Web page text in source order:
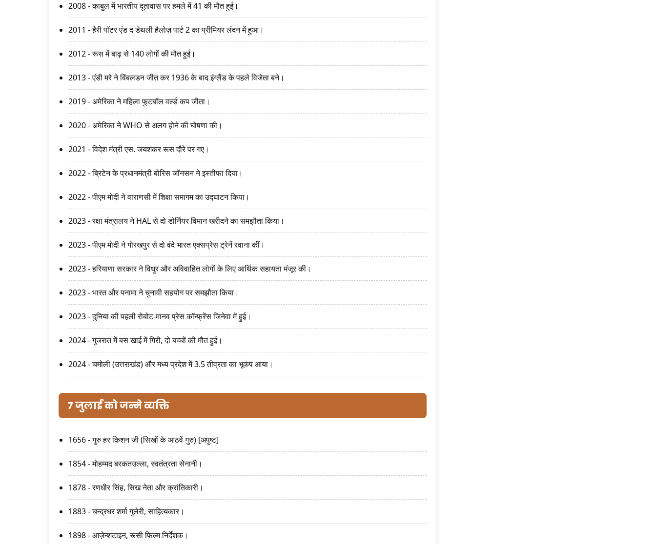
2008 - काबुल में भारतीय दूतावास पर हमले में 41 की मौत हुई।
2011 - हैरी पॉटर एंड द डेथली हैलोज़ पार्ट 2 का प्रीमियर लंदन में हुआ।
2012 - रूस में बाढ़ से 140 लोगों की मौत हुई।
2013 - एंडी मरे ने विंबलडन जीत कर 1936 के बाद इंग्लैंड के पहले विजेता बने।
2019 - अमेरिका ने महिला फुटबॉल वर्ल्ड कप जीता।
2020 - अमेरिका ने WHO से अलग होने की घोषणा की।
2021 - विदेश मंत्री एस. जयशंकर रूस दौरे पर गए।
2022 - ब्रिटेन के प्रधानमंत्री बोरिस जॉनसन ने इस्तीफा दिया।
2022 - पीएम मोदी ने वाराणसी में शिक्षा समागम का उद्घाटन किया।
2023 - रक्षा मंत्रालय ने HAL से दो डोर्नियर विमान खरीदने का समझौता किया।
2023 - पीएम मोदी ने गोरखपुर से दो वंदे भारत एक्सप्रेस ट्रेनें रवाना कीं।
2023 - हरियाणा सरकार ने विधुर और अविवाहित लोगों के लिए आर्थिक सहायता मंजूर की।
2023 - भारत और पनामा ने चुनावी सहयोग पर समझौता किया।
2023 - दुनिया की पहली रोबोट-मानव प्रेस कॉन्फ्रेंस जिनेवा में हुई।
2024 - गुजरात में बस खाई में गिरी, दो बच्चों की मौत हुई।
2024 - चमोली (उत्तराखंड) और मध्य प्रदेश में 3.5 तीव्रता का भूकंप आया।
7 जुलाई को जन्मे व्यक्ति
1656 - गुरु हर किशन जी (सिखों के आठवें गुरु) [अपुष्ट]
1854 - मोहम्मद बरकतउल्ला, स्वतंत्रता सेनानी।
1878 - रणधीर सिंह, सिख नेता और क्रांतिकारी।
1883 - चन्द्रधर शर्मा गुलेरी, साहित्यकार।
1898 - आज़ेन्शटाइन, रूसी फिल्म निर्देशक।